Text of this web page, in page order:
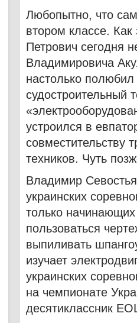
Любопытно, что
втором классе.
Петрович сегодня
Владимировича
настолько
судостроительный
устроился в
совместительству
техников. Чуть
Владимир
украинских
только
пользоваться
выпиливать
изучает
украинских
на чемпионате
десятиклассник